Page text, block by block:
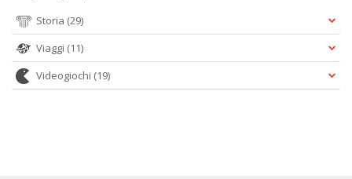
Storia (29)
Viaggi (11)
Videogiochi (19)